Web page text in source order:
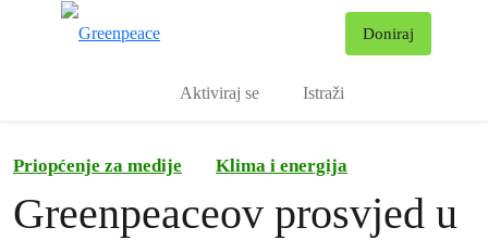
Doniraj
Aktiviraj se Istraži
Priopćenje za medije Klima i energija
Greenpeaceov prosvjed u